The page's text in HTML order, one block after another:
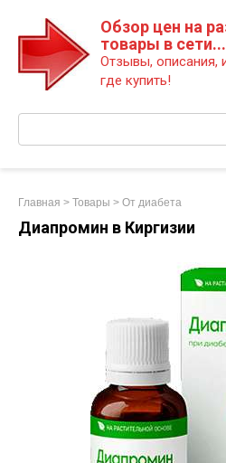
Обзор цен на
товары в сети...
Отзывы, описания,
где купить!
Главная > Товары > От диабета
Диапромин в Киргизии